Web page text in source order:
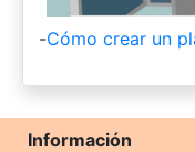
-Cómo crear un
Información